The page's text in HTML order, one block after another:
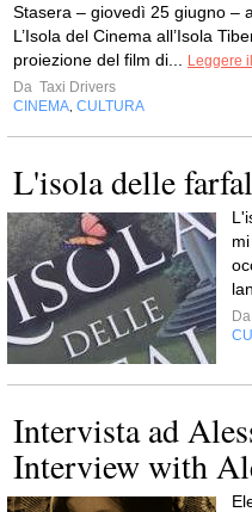
Stasera – giovedì 25 giugno –
L’Isola del Cinema all’Isola
proiezione del film di...
Leggere
Da Taxi Drivers
CINEMA CULTURA
L'isola delle
Da
Intervista ad
Interview with